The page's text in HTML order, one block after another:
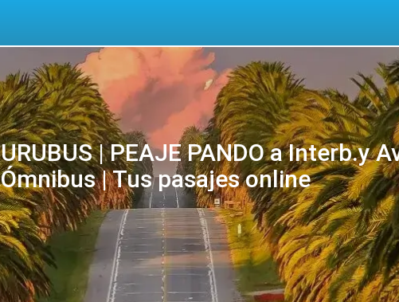
URUBUS | PEAJE PANDO a Interb.y
Ómnibus | Tus pasajes online